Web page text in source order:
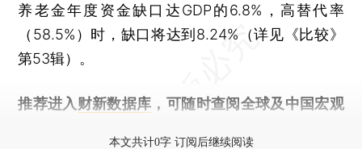
养老金年度资金缺口达GDP的6.8%，高替代率
（58.5%）时，缺口将达到8.24%（详见《比较》
第53辑）。
推荐进入 财新数据库 ，可随时查阅全球及中国宏观
本文共计0字 订阅后继续阅读